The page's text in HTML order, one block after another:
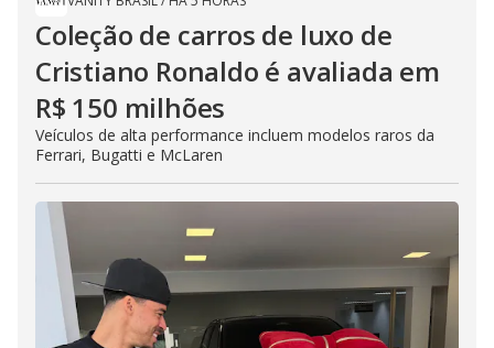
Coleção de carros de luxo de
Cristiano Ronaldo é avaliada em
R$ 150 milhões
Veículos de alta performance incluem modelos raros da
Ferrari, Bugatti e McLaren